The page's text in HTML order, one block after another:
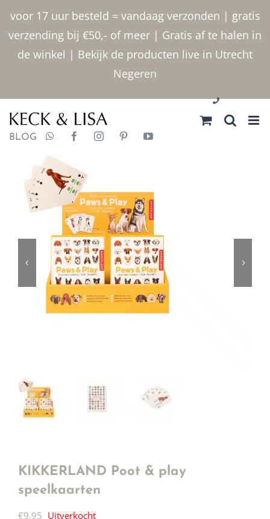
voor 17 uur besteld = vandaag verzonden | gratis
verzending bij €50,- of meer | Gratis af te halen in
de winkel | Bekijk de producten live in Utrecht
Negeren
inhoud
030 2400000
BLOG
KIKKERLAND Poot & play
speelkaarten
€9,95 Uitverkocht